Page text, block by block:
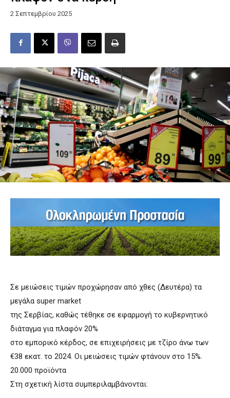
2 Σεπτεμβρίου 2025
Σε μειώσεις τιμών προχώρησαν από χθες (Δευτέρα) τα
μεγάλα super market
της Σερβίας, καθώς τέθηκε σε εφαρμογή το κυβερνητικό
διάταγμα για πλαφόν 20%
στο εμπορικό κέρδος, σε επιχειρήσεις με τζίρο άνω των
€38 εκατ. το 2024. Οι μειώσεις τιμών φτάνουν στο 15%.
20.000 προϊόντα
Στη σχετική λίστα συμπεριλαμβάνονται: